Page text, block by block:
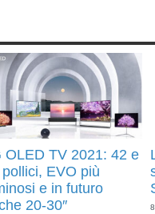
OLED TV 2021: 42 e
EVO più
e in futuro
20-30″